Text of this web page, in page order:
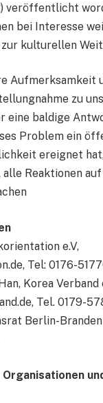
veröffentlicht
bei Interesse
kulturellen
Aufmerksamkeit
zu
eine baldige
Problem ein
ereignet
alle Reaktionen
e.V,
Tel: 0176-
Korea Verband
Tel. 0179-
Berlin-